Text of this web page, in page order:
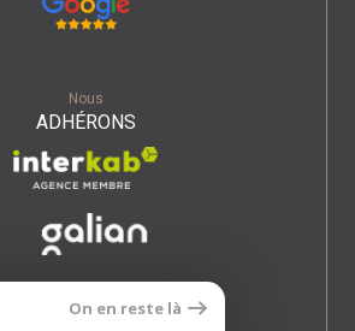
Nous
ADHÉRONS
On en reste là